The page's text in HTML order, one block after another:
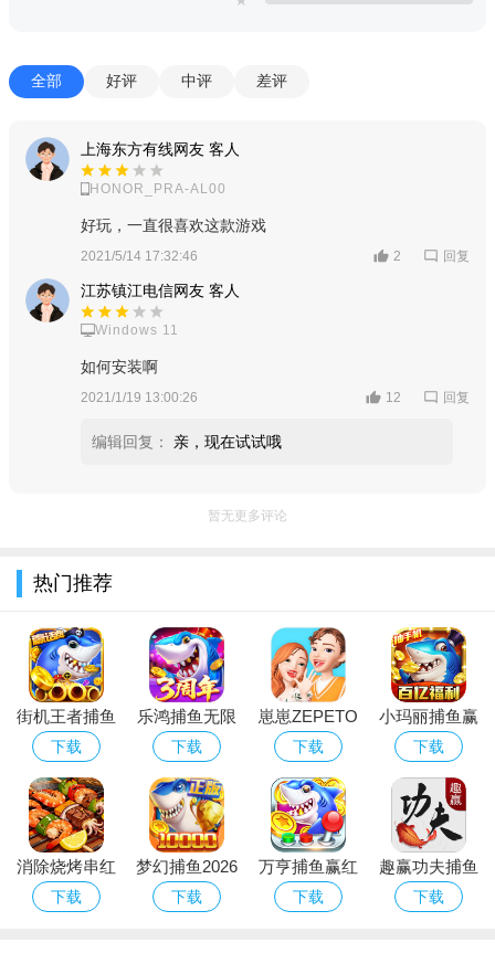
project makeover 游戏体验：
1、时机成熟就有物资利用，可靠的信心随时上涨，专门安排
设计师打造外观形象；
2、出门之后就能吸引无数人的眼光，特有的希望随机上涨起
来，目标相当准确。
全部 好评 中评 差评
上海东方有线网友 客人
HONOR_PRA-AL00
好玩，一直很喜欢这款游戏
2021/5/14 17:32:46 2 回复
江苏镇江电信网友 客人
Windows 11
如何安装啊
2021/1/19 13:00:26 12 回复
编辑回复： 亲，现在试试哦
暂无更多评论
热门推荐
街机王者捕鱼
高爆版下载最
新免费版
下载
乐鸿捕鱼无限
金币免费下载
最新版
下载
崽崽ZEPETO
国际版安卓下
载2026中文最
新版
下载
小玛丽捕鱼赢
红包版下载官
方正版
下载
消除烧烤串红
包版下载官方
下载
梦幻捕鱼2026
官方手游下载
下载
万亨捕鱼赢红
包版下载最新
下载
趣赢功夫捕鱼
狂暴版下载最
下载